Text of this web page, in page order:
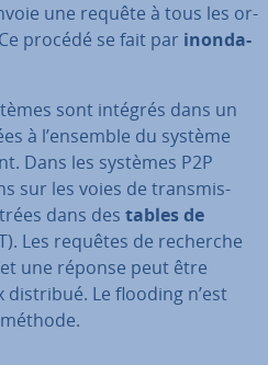
une requête à tous les or­
procédé se fait par inon­da­
sont intégrés dans un
à l’ensemble du système
Dans les systèmes P2P
sur les voies de trans­mis­
dans des tables de
Les requêtes de recherche
une réponse peut être
Le flooding n’est